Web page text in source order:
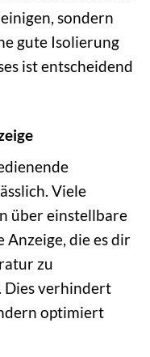
sondern
gute Isolierung
ist entscheidend
Viele
über einstellbare
die es dir
zu
Dies verhindert
optimiert